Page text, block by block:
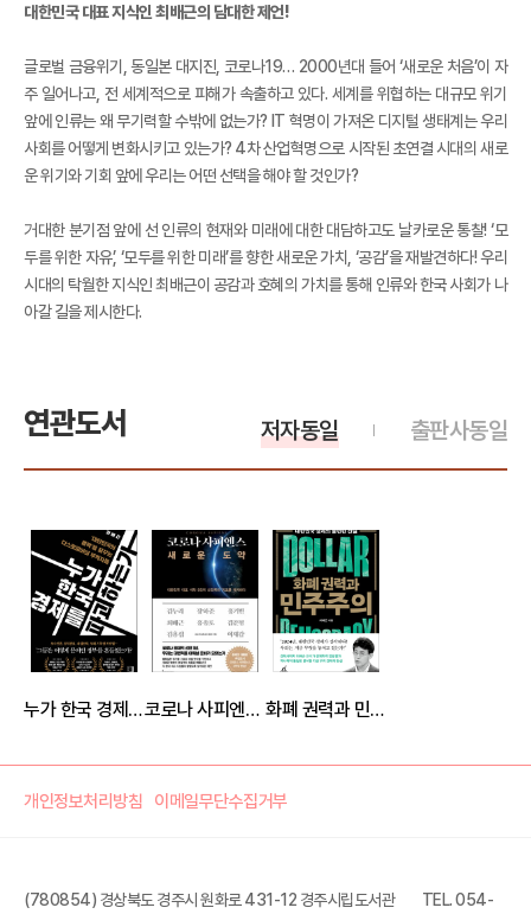
대한민국 대표 지식인 최배근의 담대한 제언!
글로벌 금융위기, 동일본 대지진, 코로나19… 2000년대 들어 ‘새로운 처음’이 자
주 일어나고, 전 세계적으로 피해가 속출하고 있다. 세계를 위협하는 대규모 위기
앞에 인류는 왜 무기력할 수밖에 없는가? IT 혁명이 가져온 디지털 생태계는 우리
사회를 어떻게 변화시키고 있는가? 4차 산업혁명으로 시작된 초연결 시대의 새로
운 위기와 기회 앞에 우리는 어떤 선택을 해야 할 것인가?
거대한 분기점 앞에 선 인류의 현재와 미래에 대한 대담하고도 날카로운 통찰! ‘모
두를 위한 자유’, ‘모두를 위한 미래’를 향한 새로운 가치, ‘공감’을 재발견하다! 우리
시대의 탁월한 지식인 최배근이 공감과 호혜의 가치를 통해 인류와 한국 사회가 나
아갈 길을 제시한다.
연관도서 출판사동일
저자동일
누가 한국 경제를 파괴하는가 코로나 사피엔스, 새로운 도약 화폐 권력과 민주주의
개인정보처리방침 이메일무단수집거부
(780854) 경상북도 경주시 원화로 431-12 경주시립도서관 TEL. 054-